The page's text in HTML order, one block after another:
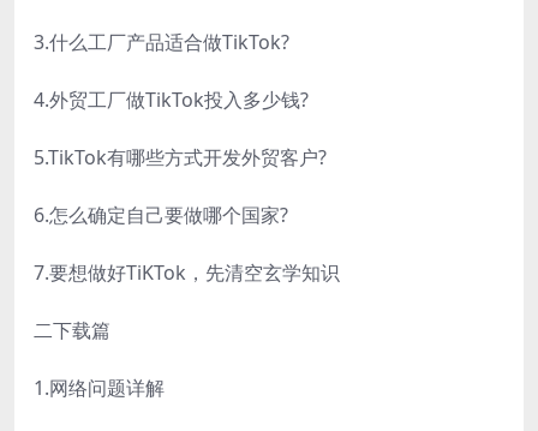
3.什么工厂产品适合做TikTok?
4.外贸工厂做TikTok投入多少钱?
5.TikTok有哪些方式开发外贸客户?
6.怎么确定自己要做哪个国家?
7.要想做好TiKTok，先清空玄学知识
二下载篇
1.网络问题详解